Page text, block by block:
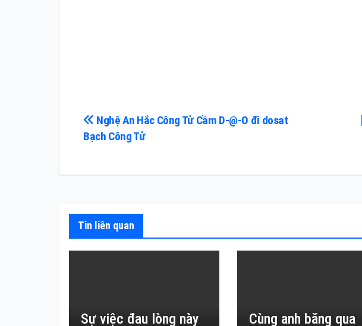
Điều
hướng
bài
Nghệ An Hắc Công Tử Cầm D-@-O đi dosat
Bạch Công Tử
Tin liên quan
Sự việc đau lòng này
Cùng anh băng qua